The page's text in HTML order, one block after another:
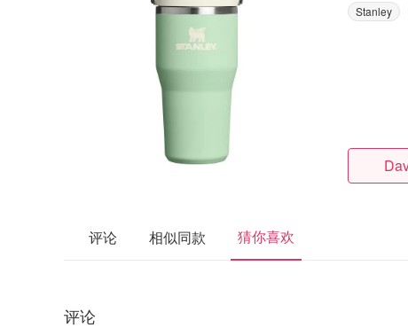
Stanley
评论 相似同款 猜你喜欢
评论